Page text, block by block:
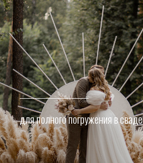
для полного погружения в